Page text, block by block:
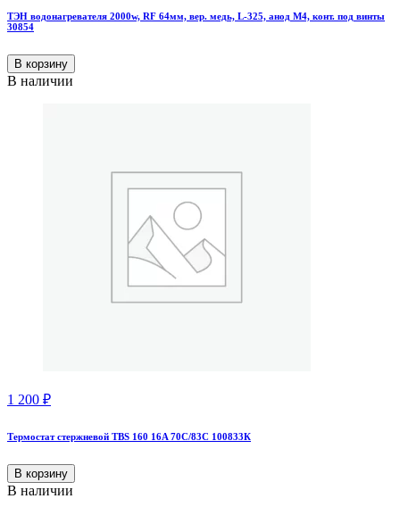
ТЭН водонагревателя 2000w, RF 64мм, вер. медь, L-325, анод М4, конт. под винты
30854
В корзину
В наличии
1 200 ₽
Термостат стержневой TBS 160 16A 70С/83С 100833К
В корзину
В наличии